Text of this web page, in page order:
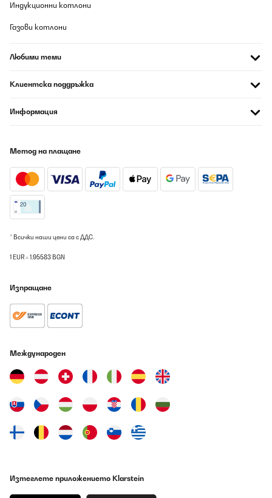
Индукционни котлони
Газови котлони
Любими теми
Клиентска поддръжка
Информация
Метод на плащане
* Всички наши цени са с ДДС.
1 EUR = 1.95583 BGN
Изпращане
Международен
Изтеглете приложението Klarstein